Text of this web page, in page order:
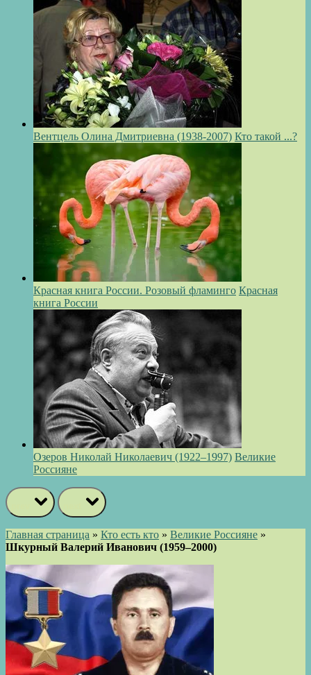
Вентцель Олина Дмитриевна (1938-2007) Кто такой ...?
Красная книга России. Розовый фламинго Красная
книга России
Озеров Николай Николаевич (1922–1997) Великие
Россияне
Главная страница » Кто есть кто » Великие Россияне »
Шкурный Валерий Иванович (1959–2000)